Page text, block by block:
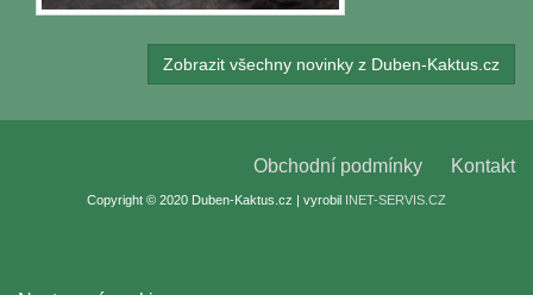
Zobrazit všechny novinky z Duben-Kaktus.cz
Obchodní podmínky Kontakt
Copyright © 2020 Duben-Kaktus.cz | vyrobil INET-SERVIS.CZ